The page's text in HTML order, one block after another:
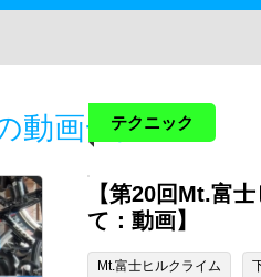
動画一覧テクニック
【第20回Mt.富
て：動画】
Mt.富士ヒルクライム